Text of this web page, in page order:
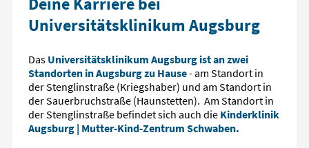
Universitätsklinikum Augsburg
Das Universitätsklinikum Augsburg ist an zwei
Standorten in Augsburg zu Hause- am Standort in
der Stenglinstraße (Kriegshaber) und am Standort in
der Sauerbruchstraße (Haunstetten). Am Standort in
der Stenglinstraße befindet sich auch die Kinderklinik
Augsburg | Mutter-Kind-Zentrum Schwaben.